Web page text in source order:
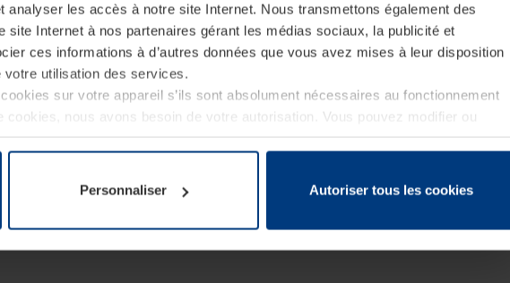
analyser les accès à notre site Internet. Nous transmettons également des
site Internet à nos partenaires gérant les médias sociaux, la publicité et
ces informations à d’autres données que vous avez mises à leur disposition
votre utilisation des services.
sur votre appareil s’ils sont absolument nécessaires au fonctionnement
nous avons besoin de votre autorisation. Vous pouvez modifier ou
dans l’explication concernant les cookies sur la page
Personnaliser Autoriser tous les cookies